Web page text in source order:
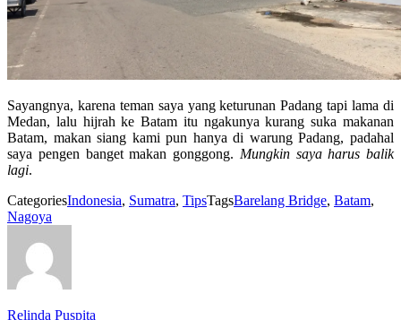
Sayangnya, karena teman saya yang keturunan Padang tapi lama di
Medan, lalu hijrah ke Batam itu ngakunya kurang suka makanan
Batam, makan siang kami pun hanya di warung Padang, padahal
saya pengen banget makan gonggong. Mungkin saya harus balik
lagi.
CategoriesIndonesia, Sumatra, TipsTagsBarelang Bridge, Batam,
Nagoya
Relinda Puspita